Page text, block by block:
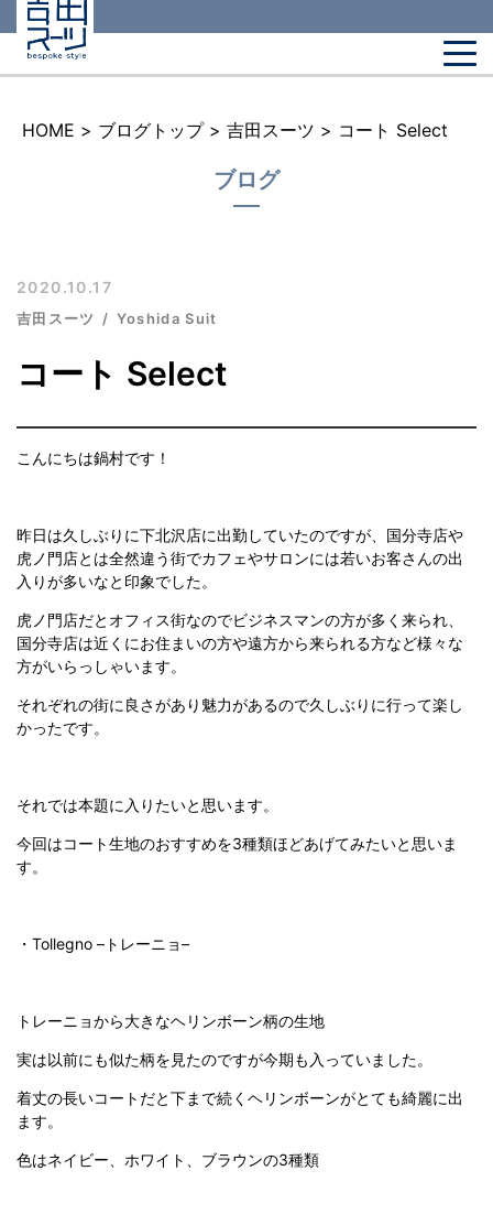
HOME > ブログトップ > 吉田スーツ > コート Select
ブログ
2020.10.17
吉田スーツ Yoshida Suit
コート Select
こんにちは鍋村です！
昨日は久しぶりに下北沢店に出勤していたのですが、国分寺店や
虎ノ門店とは全然違う街でカフェやサロンには若いお客さんの出
入りが多いなと印象でした。
虎ノ門店だとオフィス街なのでビジネスマンの方が多く来られ、
国分寺店は近くにお住まいの方や遠方から来られる方など様々な
方がいらっしゃいます。
それぞれの街に良さがあり魅力があるので久しぶりに行って楽し
かったです。
それでは本題に入りたいと思います。
今回はコート生地のおすすめを3種類ほどあげてみたいと思いま
す。
・ Tollegno – トレーニョ–
トレーニョから大きなヘリンボーン柄の生地
実は以前にも似た柄を見たのですが今期も入っていました。
着丈の長いコートだと下まで続くヘリンボーンがとても綺麗に出
ます。
色はネイビー、ホワイト、ブラウンの3種類